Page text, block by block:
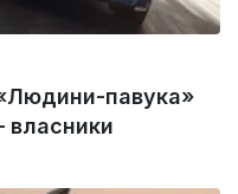
павука»
власники